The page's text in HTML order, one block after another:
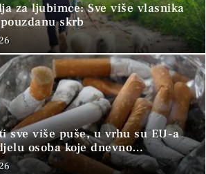
za ljubimce: Sve više vlasnika
skrb
sve više puše, u vrhu su EU-a
osoba koje dnevno
duhan